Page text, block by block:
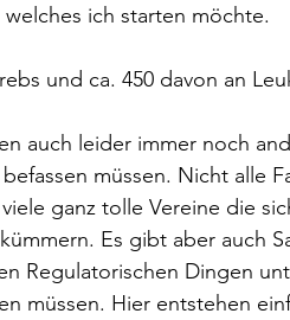
ich starten möchte.
und ca. 450 davon an
auch leider immer noch
müssen. Nicht alle
ganz tolle Vereine die
Es gibt aber auch
Regulatorischen Dingen
müssen. Hier entstehen